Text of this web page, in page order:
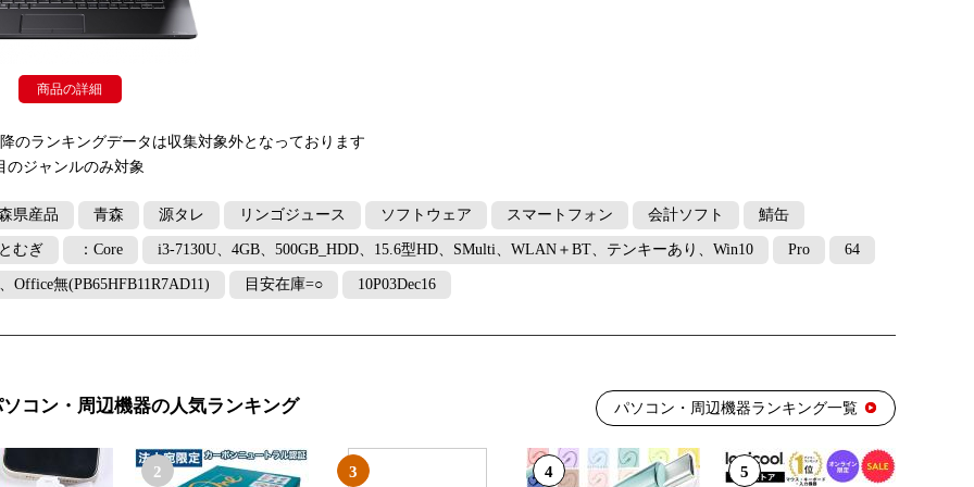
商品の詳細
のランキングデータは収集対象外となっております
ジャンルのみ対象
県産品 青森 源タレ リンゴジュース ソフトウェア スマートフォン 会計ソフト 鯖缶
むぎ ：Core i3-7130U、4GB、500GB_HDD、15.6型HD、SMulti、WLAN＋BT、テンキーあり、Win10 Pro 64
Office無(PB65HFB11R7AD11) 目安在庫=○ 10P03Dec16
コン・周辺機器の人気ランキング パソコン・周辺機器ランキング一覧
2 3 4 5